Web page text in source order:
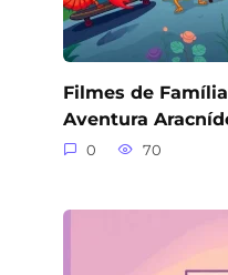
Filmes de
Aventura
0 70